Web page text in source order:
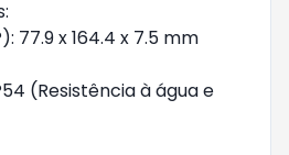
77.9 x 164.4 x 7.5 mm
(Resistência à água e